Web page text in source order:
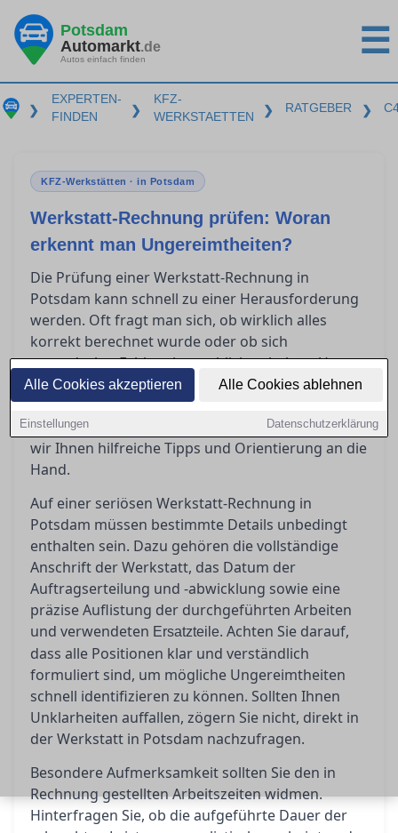
Alle Cookies akzeptieren Alle Cookies ablehnen
Einstellungen Datenschutzerklärung
Potsdam
Automarkt.de
Autos einfach finden ☰
❯
EXPERTEN-
FINDEN
❯
KFZ-
WERKSTAETTEN
❯ RATGEBER ❯
KFZ-Werkstätten · in Potsdam
Werkstatt-Rechnung prüfen: Woran
erkennt man Ungereimtheiten?
Die Prüfung einer Werkstatt-Rechnung in
Potsdam kann schnell zu einer Herausforderung
werden. Oft fragt man sich, ob wirklich alles
korrekt berechnet wurde oder ob sich
unentdeckte Fehler eingeschlichen haben. Um
Verständnis für die wesentlichen Bestandteile
einer seriösen Rechnung zu schaffen und
potenzielle Ungereimtheiten zu erkennen, geben
wir Ihnen hilfreiche Tipps und Orientierung an die
Hand.
Auf einer seriösen Werkstatt-Rechnung in
Potsdam müssen bestimmte Details unbedingt
enthalten sein. Dazu gehören die vollständige
Anschrift der Werkstatt, das Datum der
Auftragserteilung und -abwicklung sowie eine
präzise Auflistung der durchgeführten Arbeiten
und verwendeten Ersatzteile. Achten Sie darauf,
dass alle Positionen klar und verständlich
formuliert sind, um mögliche Ungereimtheiten
schnell identifizieren zu können. Sollten Ihnen
Unklarheiten auffallen, zögern Sie nicht, direkt in
der Werkstatt in Potsdam nachzufragen.
Besondere Aufmerksamkeit sollten Sie den in
Rechnung gestellten Arbeitszeiten widmen.
Hinterfragen Sie, ob die aufgeführte Dauer der